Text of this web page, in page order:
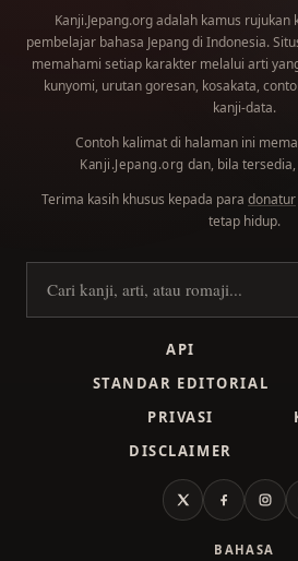
Kanji.Jepang.org adalah kamus rujukan
pembelajar bahasa Jepang di Indonesia.
memahami setiap karakter melalui arti
kunyomi, urutan goresan, kosakata,
kanji-data.
Contoh kalimat di halaman ini
Kanji.Jepang.org dan, bila
Terima kasih khusus kepada para donatur
tetap hidup.
Cari kanji
API
STANDAR EDITORIAL
PRIVASI
DISCLAIMER
X Facebook
BAHASA